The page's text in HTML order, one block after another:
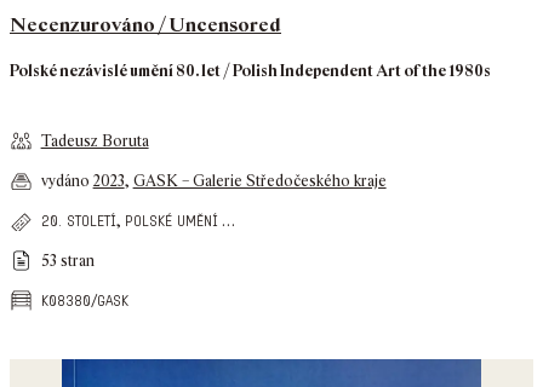
Necenzurováno / Uncensored
Polské nezávislé umění 80. let / Polish Independent Art of the 1980s
Tadeusz Boruta
vydáno 2023, GASK – Galerie Středočeského kraje
20. století, polské umění …
53 stran
k08380/gask